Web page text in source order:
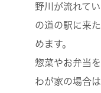
野川が流れて
の道の駅に来
めます。
惣菜やお弁当
わが家の場合